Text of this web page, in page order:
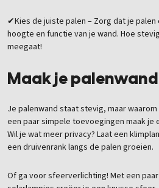
✔Kies de juiste palen – Zorg dat je
hoogte en functie van je wand. Hoe
meegaat!
Maak je
Je palenwand staat stevig, maar
een paar simpele toevoegingen maak je
Wil je wat meer privacy? Laat een
een druivenrank langs de palen groeien.
Of ga voor sfeerverlichting! Met een